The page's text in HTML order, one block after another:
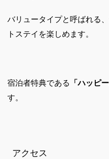
バリュータイプと呼ばれる
トステイを楽しめます。
宿泊者特典である 「ハッピ
す。
アクセス